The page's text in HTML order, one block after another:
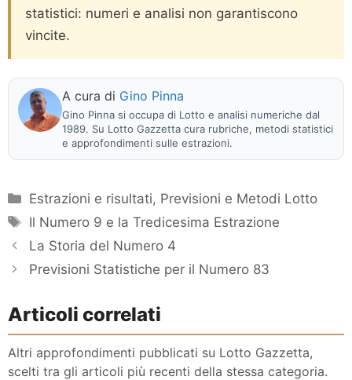
statistici: numeri e analisi non garantiscono
vincite.
A cura di Gino Pinna
Gino Pinna si occupa di Lotto e analisi numeriche dal
1989. Su Lotto Gazzetta cura rubriche, metodi statistici
e approfondimenti sulle estrazioni.
Categorie
Estrazioni e risultati, Previsioni e Metodi Lotto
Tag
Il Numero 9 e la Tredicesima Estrazione
La Storia del Numero 4
Previsioni Statistiche per il Numero 83
Articoli correlati
Altri approfondimenti pubblicati su Lotto Gazzetta,
scelti tra gli articoli più recenti della stessa categoria.